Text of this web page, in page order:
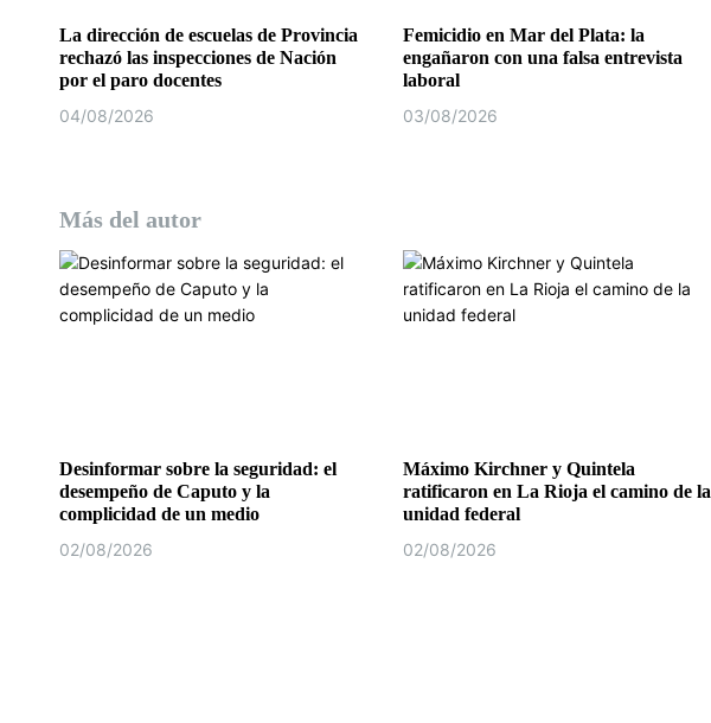
r
a
d
s
La dirección de escuelas de Provincia
rechazó las inspecciones de Nación
por el paro docentes
04/08/2026
Femicidio en Mar del Plata: la
engañaron con una falsa entrevista
laboral
03/08/2026
Más del autor
Desinformar sobre la seguridad: el
desempeño de Caputo y la
complicidad de un medio
02/08/2026
Máximo Kirchner y Quintela
ratificaron en La Rioja el camino de la
unidad federal
02/08/2026